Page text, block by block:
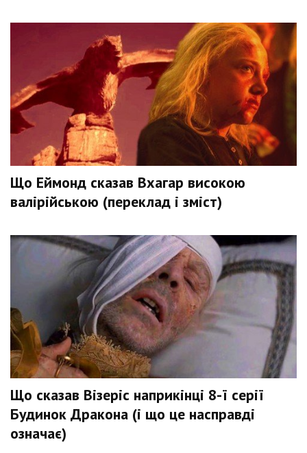
Що Еймонд сказав Вхагар високою
валірійською (переклад і зміст)
Що сказав Візеріс наприкінці 8-ї серії
Будинок Дракона (і що це насправді
означає)